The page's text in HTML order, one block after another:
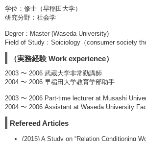
学位：修士（早稲田大学）
研究分野：社会学
Degrer：Master (Waseda University)
Field of Study：Soiciology（consumer society
（実務経験 Work experience）
2003 〜 2006 武蔵大学非常勤講師
2004 〜 2006 早稲田大学教育学部助手
2003 〜 2006 Part-time lecturer at Musashi
2004 〜 2006 Assistant at Waseda University
Refereed Articles
(2015) A Study on “Relation Conditioning